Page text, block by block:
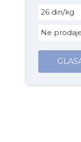
26 din/kg
Ne